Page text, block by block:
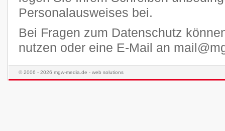
Personalausweises bei.
Bei Fragen zum Datenschutz
nutzen oder eine E-Mail an
© 2006 - 2026 mgw-media.de - web solutions